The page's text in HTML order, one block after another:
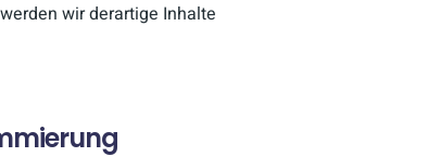
wir derartige Inhalte